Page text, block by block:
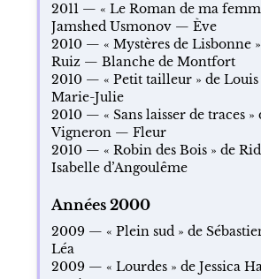
2011 — « Le Roman de ma
Jamshed Usmonov — Ève
2010 — « Mystères de Lisbonne
Ruiz — Blanche de Montfort
2010 — « Petit tailleur » de
Marie-Julie
2010 — « Sans laisser de traces »
Vigneron — Fleur
2010 — « Robin des Bois » de
Isabelle d’Angoulême
Années 2000
2009 — « Plein sud » de
Léa
2009 — « Lourdes » de Jessica